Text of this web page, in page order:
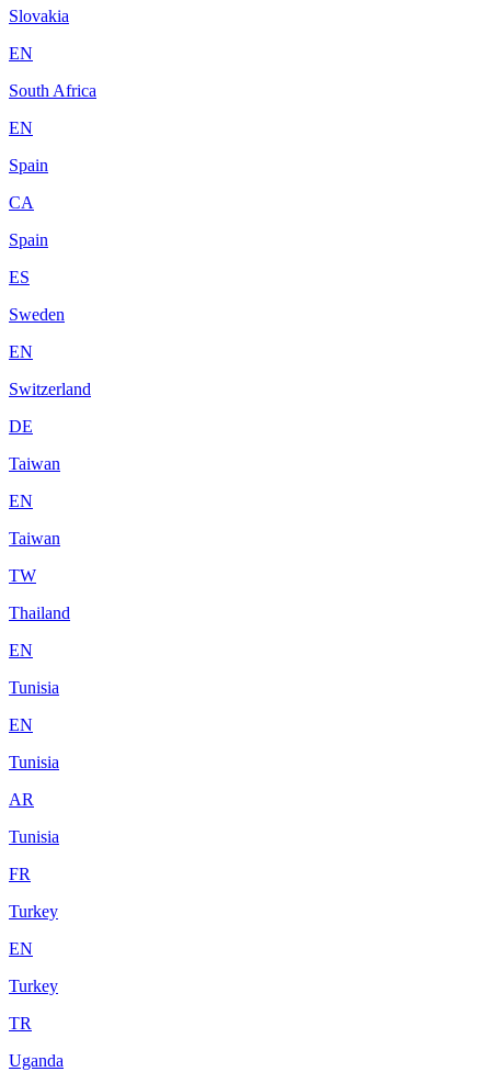
Slovakia
EN
South Africa
EN
Spain
CA
Spain
ES
Sweden
EN
Switzerland
DE
Taiwan
EN
Taiwan
TW
Thailand
EN
Tunisia
EN
Tunisia
AR
Tunisia
FR
Turkey
EN
Turkey
TR
Uganda